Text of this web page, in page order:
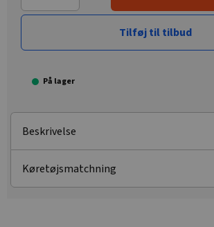
Tilføj til tilbud
På lager
Beskrivelse
Køretøjsmatchning